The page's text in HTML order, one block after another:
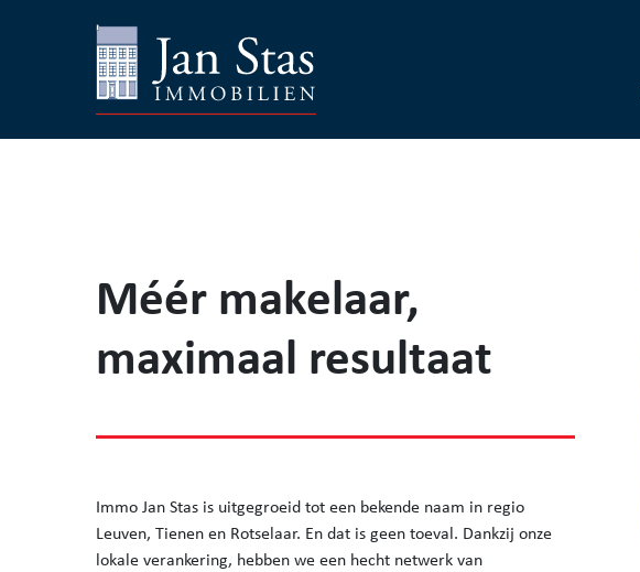
Méér makelaar,
maximaal resultaat
Immo Jan Stas is uitgegroeid tot een bekende naam in regio
Leuven, Tienen en Rotselaar. En dat is geen toeval. Dankzij onze
lokale verankering, hebben we een hecht netwerk van